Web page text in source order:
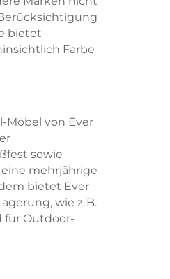
bietet
Farbe
Möbel von Ever
sowie
mehrjährige
bietet Ever
wie z. B.
für Outdoor-